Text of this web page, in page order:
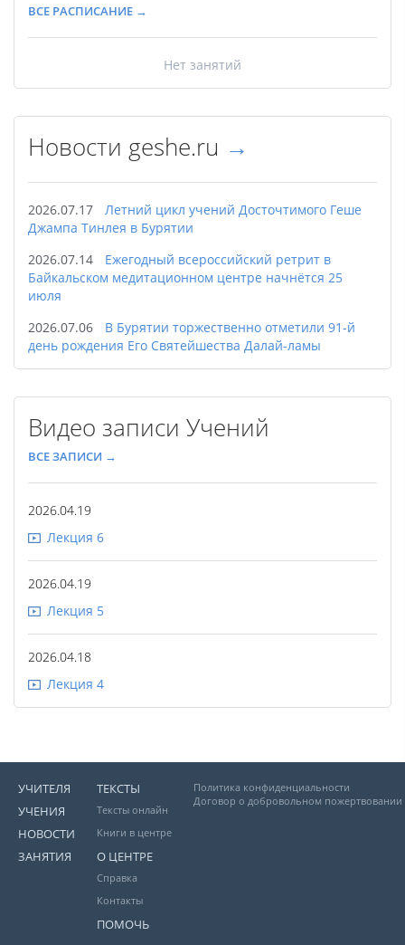
ВСЕ РАСПИСАНИЕ →
Нет занятий
Новости geshe.ru →
2026.07.17
Летний цикл учений Досточтимого Геше
Джампа Тинлея в Бурятии
2026.07.14
Ежегодный всероссийский ретрит в
Байкальском медитационном центре начнётся 25
июля
2026.07.06
В Бурятии торжественно отметили 91-й
день рождения Его Святейшества Далай-ламы
Видео записи Учений
ВСЕ ЗАПИСИ →
2026.04.19
Лекция 6
2026.04.19
Лекция 5
2026.04.18
Лекция 4
УЧИТЕЛЯ
УЧЕНИЯ
НОВОСТИ
ЗАНЯТИЯ
ТЕКСТЫ
Тексты онлайн
Книги в центре
О ЦЕНТРЕ
Справка
Контакты
ПОМОЧЬ
Политика конфиденциальности
Договор о добровольном пожертвовании